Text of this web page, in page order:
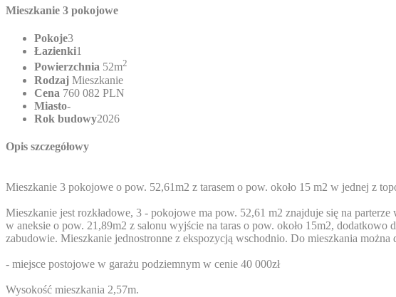
Mieszkanie 3 pokojowe
Pokoje3
Łazienki1
Powierzchnia 52m2
Rodzaj Mieszkanie
Cena 760 082 PLN
Miasto-
Rok budowy2026
Opis szczegółowy
Mieszkanie 3 pokojowe o pow. 52,61m2 z tarasem o pow. około 15 m2 w jednej z
Mieszkanie jest rozkładowe, 3 - pokojowe ma pow. 52,61 m2 znajduje się na
w aneksie o pow. 21,89m2 z salonu wyjście na taras o pow. około 15m2,
zabudowie. Mieszkanie jednostronne z ekspozycją wschodnio. Do mieszkania można
- miejsce postojowe w garażu podziemnym w cenie 40 000zł
Wysokość mieszkania 2,57m.